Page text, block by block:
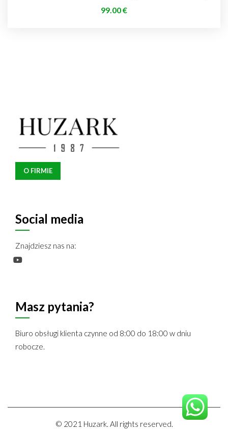
99.00€
O FIRMIE
Social media
Znajdziesz nas na:
Masz pytania?
Biuro obsługi klienta czynne od 8:00 do 18:00 w dniu
robocze.
© 2021 Huzark. All rights reserved.